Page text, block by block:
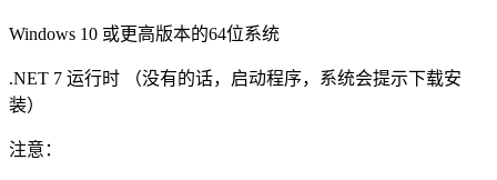
Windows 10 或更高版本的64位系统
.NET 7 运行时 （没有的话，启动程序，系统会提示下载安
装）
注意：